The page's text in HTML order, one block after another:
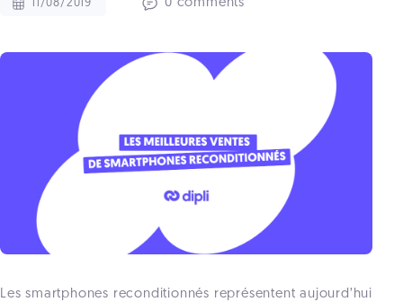
11/08/2019 0 comments
Les smartphones reconditionnés représentent aujourd’hui